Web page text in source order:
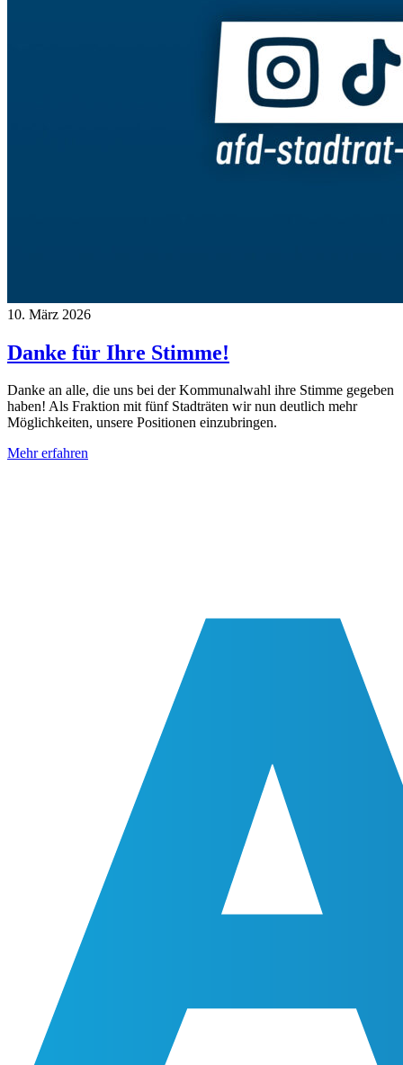
10. März 2026
Danke für Ihre Stimme!
Danke an alle, die uns bei der Kommunalwahl ihre Stimme gegeben
haben! Als Fraktion mit fünf Stadträten wir nun deutlich mehr
Möglichkeiten, unsere Positionen einzubringen.
Mehr erfahren